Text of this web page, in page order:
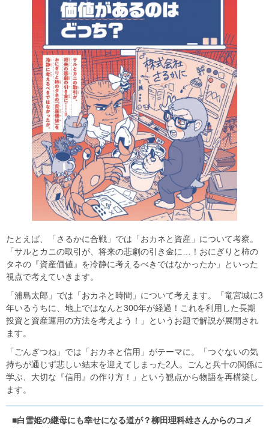
たとえば、「さるかに合戦」では「おカネと資産」について考察。
「サルとカニの取引が、将来の悲劇の引き金に…！おにぎりと柿の
タネの『資産価値』を冷静に考えるべきではなかったか」といった
視点で考えていきます。
「浦島太郎」では「おカネと時間」について考えます。「竜宮城に3
年いるうちに、地上ではなんと300年が経過！これを利用した長期
投資と資産運用の方法を考えよう！」というお題で解説が展開され
ます。
「ごんぎつね」では「おカネと信用」がテーマに。「つぐないの気
持ちが通じず悲しい結末を迎えてしまった2人。ごんと兵十の関係に
学ぶ、大切な『信用』の作り方！」という観点から物語を再構築し
ます。
■白雪姫の継母にも幸せになる道が？柳田理科雄さんからのコメ